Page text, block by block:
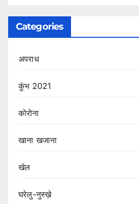
Categories
अपराध
कुंभ 2021
कोरोना
खाना खजाना
खेल
घरेलु-नुस्ख़े